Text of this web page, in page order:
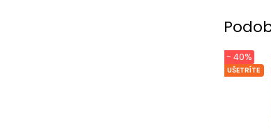
UŠETRÍTE
- 40%